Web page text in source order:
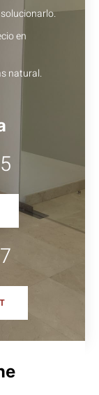
en
natural.